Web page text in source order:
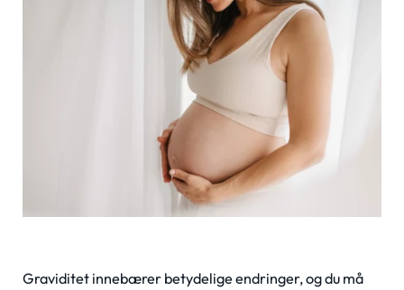
Graviditet innebærer betydelige endringer, og du må